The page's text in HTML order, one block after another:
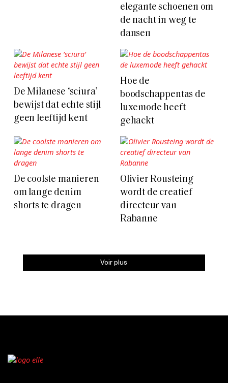
elegante schoenen om
de nacht in weg te
dansen
De Milanese ‘sciura’
bewijst dat echte stijl
geen leeftijd kent
Hoe de
boodschappentas de
luxemode heeft
gehackt
De coolste manieren
om lange denim
shorts te dragen
Olivier Rousteing
wordt de creatief
directeur van
Rabanne
Voir plus